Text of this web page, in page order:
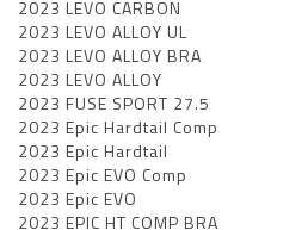
2023 LEVO CARBON
2023 LEVO ALLOY UL
2023 LEVO ALLOY BRA
2023 LEVO ALLOY
2023 FUSE SPORT 27.5
2023 Epic Hardtail Comp
2023 Epic Hardtail
2023 Epic EVO Comp
2023 Epic EVO
2023 EPIC HT COMP BRA